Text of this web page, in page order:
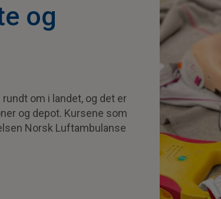
og
om i landet, og det er
og depot. Kursene som
Norsk Luftambulanse